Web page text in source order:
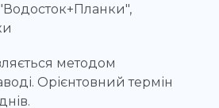
методом
Орієнтовний термін